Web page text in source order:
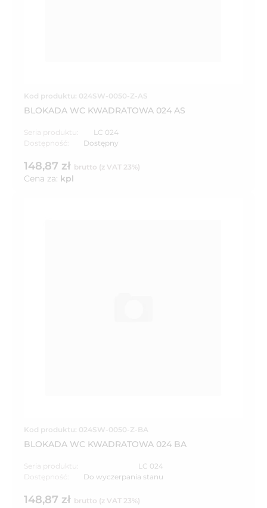
Kod produktu: 024SW-0050-Z-AS
BLOKADA WC KWADRATOWA 024 AS
Seria produktu:
LC 024
Dostępność:
Dostępny
148,87 zł brutto (z VAT 23%)
Cena za: kpl
Kod produktu: 024SW-0050-Z-BA
BLOKADA WC KWADRATOWA 024 BA
Seria produktu:
LC 024
Dostępność:
Do wyczerpania stanu
148,87 zł brutto (z VAT 23%)